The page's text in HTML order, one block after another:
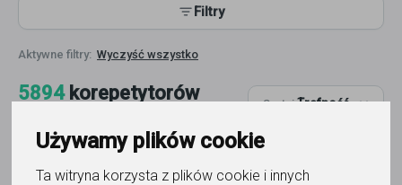
Używamy plików cookie
Ta witryna korzysta z plików cookie i innych
Filtry
Wyczyść wszystko
5894korepetytorów Sortuj:Trafność